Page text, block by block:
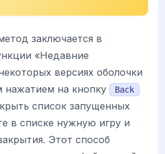
заключается в
«Недавние
версиях оболочки
нажатием на кнопку
Back
список запущенных
в списке нужную игру и
Этот способ